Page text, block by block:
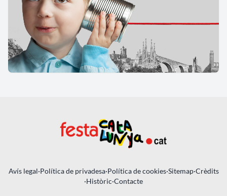
Avís legal·Política de privadesa·Política de cookies·Sitemap·Crèdits
·Històric·Contacte